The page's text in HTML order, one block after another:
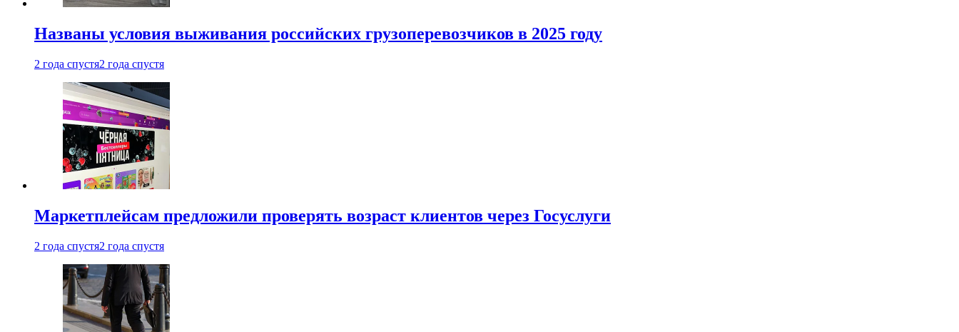
Названы условия выживания российских грузоперевозчиков в 2025 году
2 года спустя2 года спустя
Маркетплейсам предложили проверять возраст клиентов через Госуслуги
2 года спустя2 года спустя